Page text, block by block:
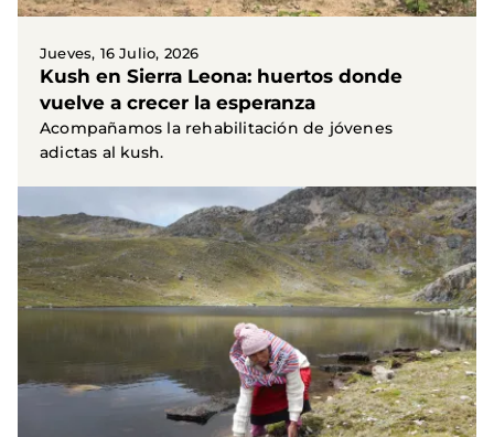
Jueves, 16 Julio, 2026
Kush en Sierra Leona: huertos donde
vuelve a crecer la esperanza
Acompañamos la rehabilitación de jóvenes
adictas al kush.